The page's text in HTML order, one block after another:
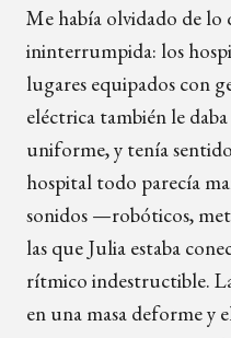
Me había olvidado de
ininterrumpida: los
lugares equipados con
eléctrica también le
uniforme, y tenía
hospital todo parecía
sonidos —robóticos,
las que Julia estaba
rítmico indestructible.
en una masa deforme y